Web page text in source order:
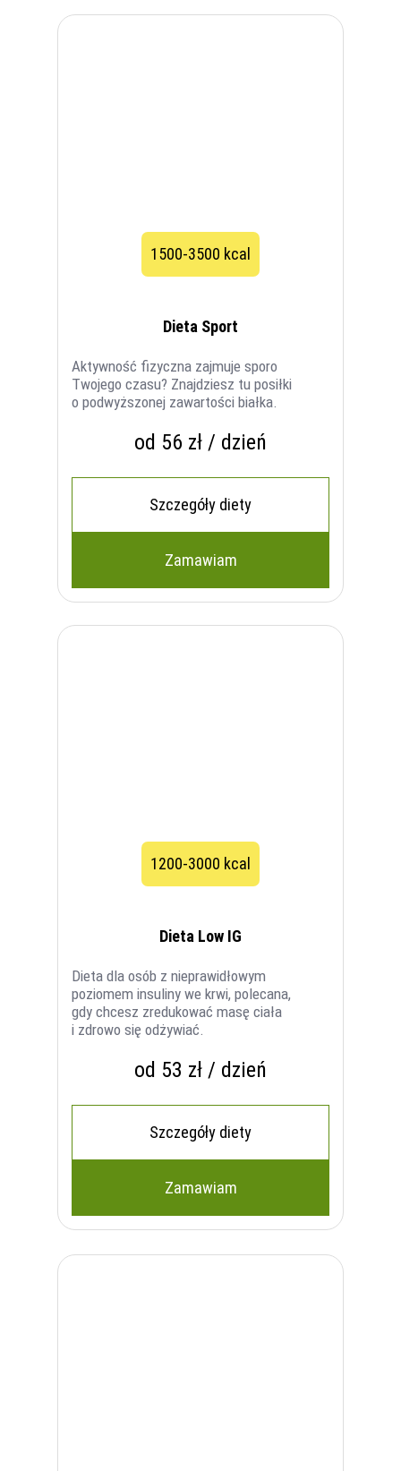
1500-3500 kcal
Dieta Sport
Aktywność fizyczna zajmuje sporo
Twojego czasu? Znajdziesz tu posiłki
o podwyższonej zawartości białka.
od 56 zł / dzień
Szczegóły diety
Zamawiam
1200-3000 kcal
Dieta Low IG
Dieta dla osób z nieprawidłowym
poziomem insuliny we krwi, polecana,
gdy chcesz zredukować masę ciała
i zdrowo się odżywiać.
od 53 zł / dzień
Szczegóły diety
Zamawiam